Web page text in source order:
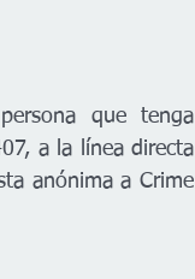
que tenga
a la línea directa
anónima a Crime